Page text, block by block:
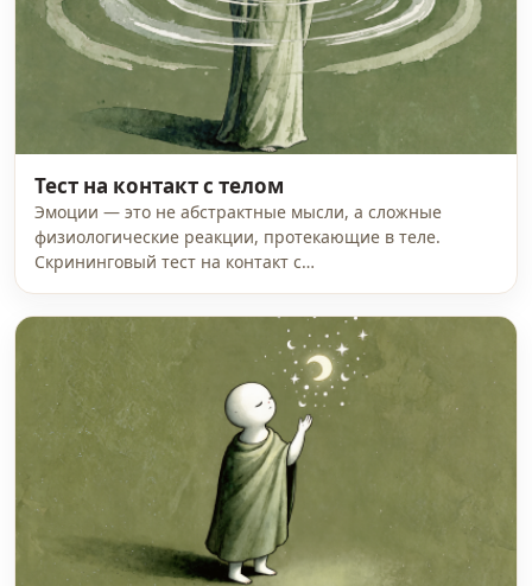
Тест на контакт с телом
Эмоции — это не абстрактные мысли, а сложные
физиологические реакции, протекающие в теле.
Скрининговый тест на контакт с…